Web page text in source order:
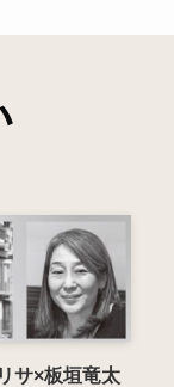
サ×板垣竜太